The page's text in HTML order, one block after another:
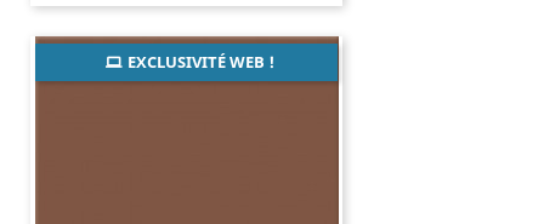
EXCLUSIVITÉ WEB !